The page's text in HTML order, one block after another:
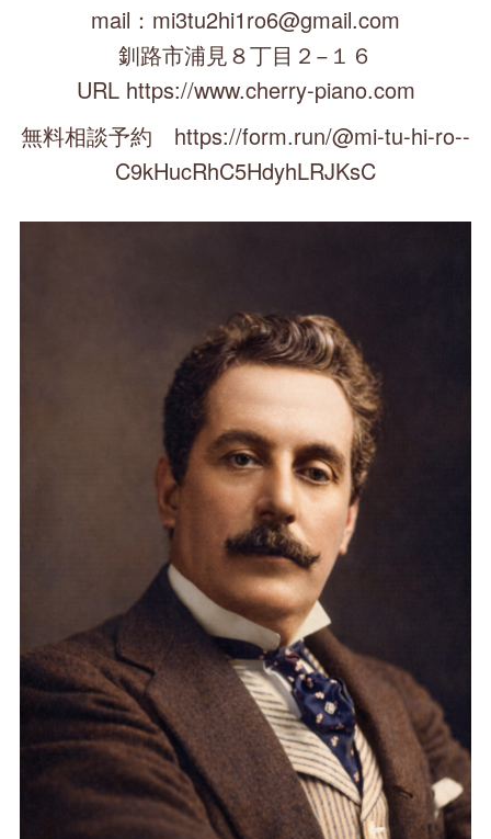
mail：mi3tu2hi1ro6@gmail.com
釧路市浦見８丁目２−１６
URL https://www.cherry-piano.com
無料相談予約 https://form.run/@mi-tu-hi-ro--
C9kHucRhC5HdyhLRJKsC